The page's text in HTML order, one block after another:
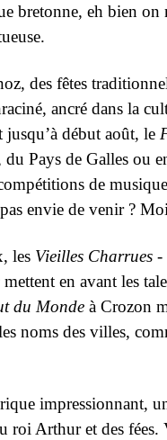
bretonne, eh bien
des fêtes
ancré dans la
début août, le
Pays de Galles ou
de
envie de venir ?
les Vieilles Charrues -
mettent en avant les
du Monde à Crozon
noms des villes,
impressionnant,
Arthur et des